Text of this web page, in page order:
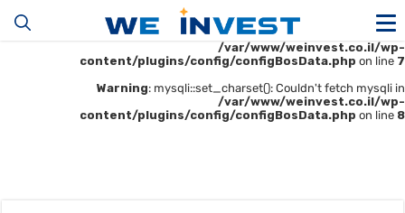
Warning
: mysqli::__construct(): (HY000/1045): Access denied for user
'u414896523_maofData'@'161.35.22.140' (using password: YES) in
/var/www/weinvest.co.il/wp-
content/plugins/config/configBosData.php on line 7
Warning: mysqli::set_charset(): Couldn't fetch mysqli in
/var/www/weinvest.co.il/wp-
content/plugins/config/configBosData.php on line 8